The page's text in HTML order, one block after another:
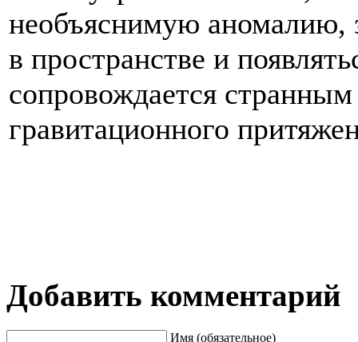
необъяснимую аномалию,
в пространстве и
сопровождается
гравитационного
Добавить комментарий
Имя (обязательное)